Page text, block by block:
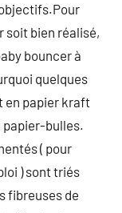
soit bien réalisé,
bouncer à
quelques
en papier kraft
papier-bulles.
( pour
) sont triés
fibreuses de